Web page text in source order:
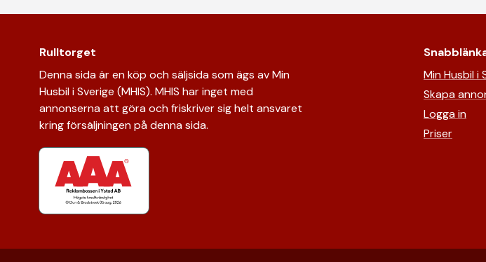
Rulltorget
Denna sida är en köp och säljsida som ägs av Min
Husbil i Sverige (MHIS). MHIS har inget med
annonserna att göra och friskriver sig helt ansvaret
kring försäljningen på denna sida.
Min Husbil i
Skapa
Logga in
Priser